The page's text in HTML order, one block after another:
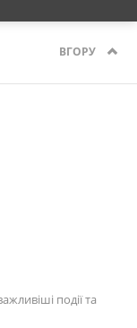
ВГОРУ
події та